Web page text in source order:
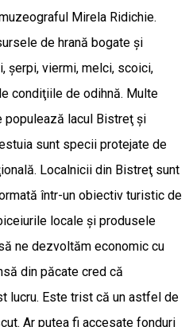
Mirela Ridichie.
de hrană bogate şi
şerpi, viermi, melci, scoici,
condiţiile de odihnă. Multe
lacul Bistreţ şi
sunt specii protejate de
Localnicii din Bistreţ sunt
într-un obiectiv turistic de
locale şi produsele
ne dezvoltăm economic cu
din păcate cred că
lucru. Este trist că un astfel de
Ar putea fi accesate fonduri